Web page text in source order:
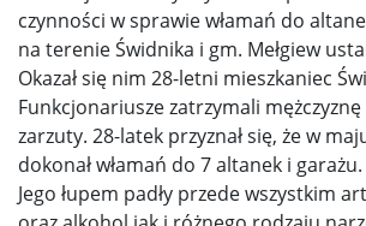
czynności w sprawie włamań do
na terenie Świdnika i gm. Mełgiew
Okazał się nim 28-letni mieszkaniec
Funkcjonariusze zatrzymali
zarzuty. 28-latek przyznał się, że w
dokonał włamań do 7 altanek i garażu.
Jego łupem padły przede wszystkim